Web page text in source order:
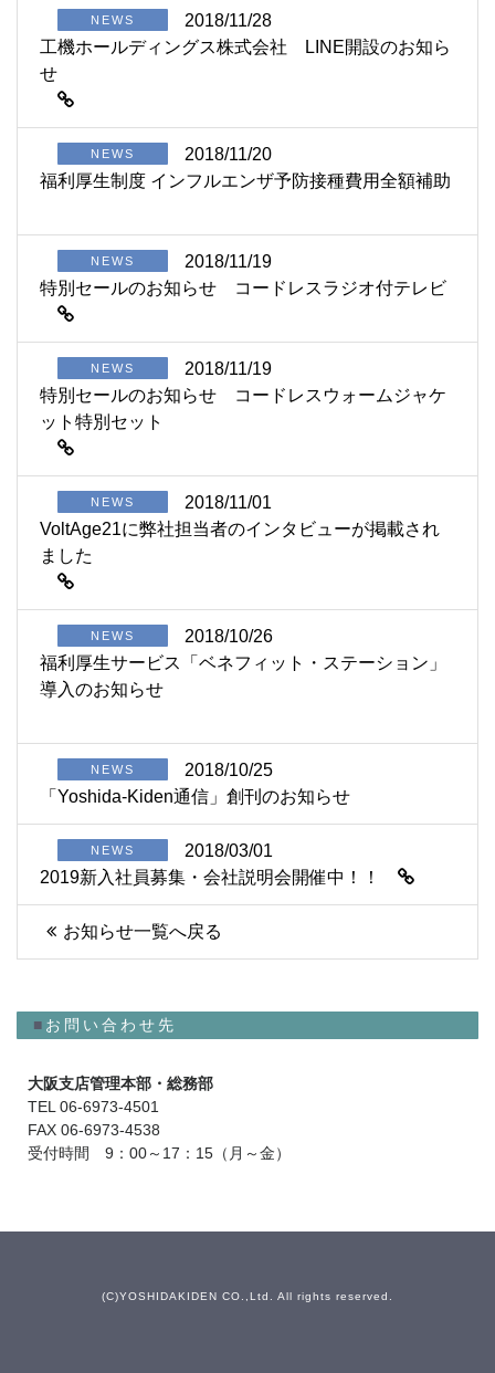
NEWS
2018/11/28
工機ホールディングス株式会社 LINE開設のお知ら
せ
NEWS
2018/11/20
福利厚生制度 インフルエンザ予防接種費用全額補助
NEWS
2018/11/19
特別セールのお知らせ コードレスラジオ付テレビ
NEWS
2018/11/19
特別セールのお知らせ コードレスウォームジャケ
ット特別セット
NEWS
2018/11/01
VoltAge21に弊社担当者のインタビューが掲載され
ました
NEWS
2018/10/26
福利厚生サービス「ベネフィット・ステーション」
導入のお知らせ
NEWS
2018/10/25
「Yoshida-Kiden通信」創刊のお知らせ
NEWS
2018/03/01
2019新入社員募集・会社説明会開催中！！
お知らせ一覧へ戻る
■ お問い合わせ先
大阪支店管理本部・総務部
TEL 06-6973-4501
FAX 06-6973-4538
受付時間 9：00～17：15（月～金）
(C)YOSHIDAKIDEN CO.,Ltd. All rights reserved.